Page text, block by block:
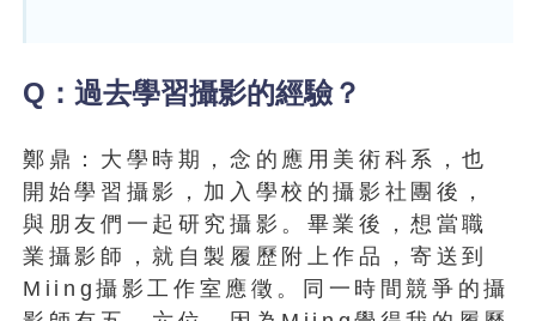
Q：過去學習攝影的經驗？
鄭鼎：大學時期，念的應用美術科系，也
開始學習攝影，加入學校的攝影社團後，
與朋友們一起研究攝影。畢業後，想當職
業攝影師，就自製履歷附上作品，寄送到
Miing攝影工作室應徵。同一時間競爭的攝